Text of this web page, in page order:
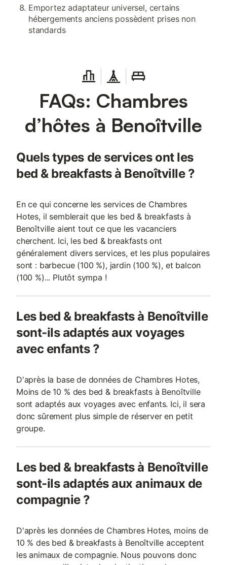
Emportez adaptateur universel, certains
hébergements anciens possèdent prises non
standards
FAQs: Chambres
d’hôtes à Benoîtville
Quels types de services ont les
bed & breakfasts à Benoîtville ?
En ce qui concerne les services de Chambres
Hotes, il semblerait que les bed & breakfasts à
Benoîtville aient tout ce que les vacanciers
cherchent. Ici, les bed & breakfasts ont
généralement divers services, et les plus populaires
sont : barbecue (100 %), jardin (100 %), et balcon
(100 %)... Plutôt sympa !
Les bed & breakfasts à Benoîtville
sont-ils adaptés aux voyages
avec enfants ?
D'après la base de données de Chambres Hotes,
Moins de 10 % des bed & breakfasts à Benoîtville
sont adaptés aux voyages avec enfants. Ici, il sera
donc sûrement plus simple de réserver en petit
groupe.
Les bed & breakfasts à Benoîtville
sont-ils adaptés aux animaux de
compagnie ?
D'après les données de Chambres Hotes, moins de
10 % des bed & breakfasts à Benoîtville acceptent
les animaux de compagnie. Nous pouvons donc